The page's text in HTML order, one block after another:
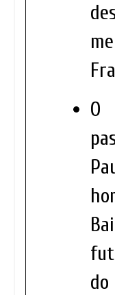
O
do